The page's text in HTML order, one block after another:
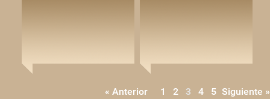
« Anterior 1 2 3 4 5 Siguiente »